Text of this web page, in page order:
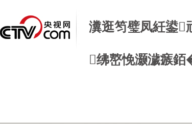
瀵逛笉璧凤紝鍙
绋嶅悗灏濊瘯